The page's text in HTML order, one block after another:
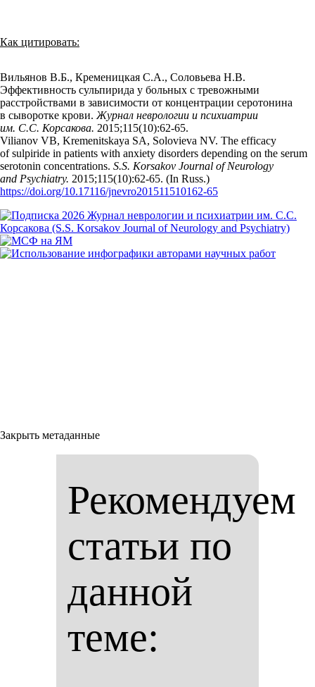
Как цитировать:
Вильянов В.Б., Кременицкая С.А., Соловьева Н.В.
Эффективность сульпирида у больных с тревожными
расстройствами в зависимости от концентрации серотонина
в сыворотке крови. Журнал неврологии и психиатрии
им. С.С. Корсакова. 2015;115(10):62‑65.
Vilianov VB, Kremenitskaya SA, Solovieva NV. The efficacy
of sulpiride in patients with anxiety disorders depending on the serum
serotonin concentrations. S.S. Korsakov Journal of Neurology
and Psychiatry. 2015;115(10):62‑65. (In Russ.)
https://doi.org/10.17116/jnevro201511510162-65
Закрыть метаданные
Рекомендуем
статьи по
данной
теме: